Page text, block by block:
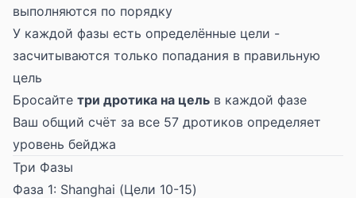
выполняются по порядку
У каждой фазы есть определённые цели -
засчитываются только попадания в правильную
цель
Бросайте три дротика на цель в каждой фазе
Ваш общий счёт за все 57 дротиков определяет
уровень бейджа
Три Фазы
Фаза 1: Shanghai (Цели 10-15)